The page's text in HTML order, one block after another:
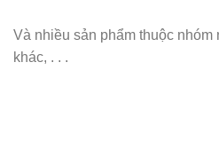
Và nhiều sản phẩm thuộc nhóm
khác, . . .